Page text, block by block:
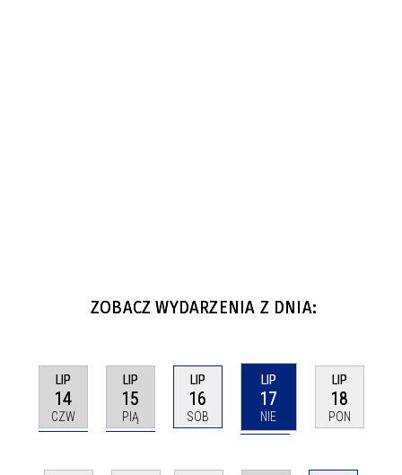
ZOBACZ WYDARZENIA Z DNIA:
LIP
14
CZW
LIP
15
PIĄ
LIP
16
SOB
LIP
17
NIE
LIP
18
PON